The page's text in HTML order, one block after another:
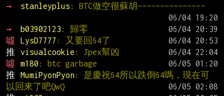
→
stanleyplus : BTC做空很蘇胡~~~~~~~~~~~~~~~
→
b03902123 : 歸零
噓
LysD7777 : 又要回64了
推
visualcookie : Jpex幫凶
噓
m180 : btc garbage
推
MumiPyonPyon: 是慶祝64所以跌倒64嗎，現在可
以回來了吧QwQ